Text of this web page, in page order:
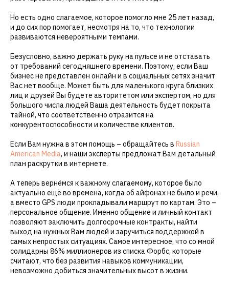
Но есть одно слагаемое, которое помогло мне 25 лет назад,
и до сих пор помогает, несмотря на то, что технологии
развиваются невероятными темпами.
Безусловно, важно держать руку на пульсе и не отставать
от требований сегодняшнего времени. Поэтому, если Ваш
бизнес не представлен онлайн и в социальных сетях значит
Вас нет вообще. Может быть для маленького круга близких
лиц и друзей Вы будете авторитетом или экспертом, но для
большого числа людей Ваша деятельность будет покрыта
тайной, что соответственно отразится на
конкурентоспособности и количестве клиентов.
Если Вам нужна в этом помощь – обращайтесь в Russian
American Media, и наши эксперты предложат Вам детальный
план раскрутки в интернете.
А теперь вернёмся к важному слагаемому, которое было
актуально ещё во времена, когда об айфонах не было и речи,
а вместо GPS люди прокладывали маршрут по картам. Это –
персональное общение. Именно общение и личный контакт
позволяют заключить долгосрочные контракты, найти
выход на нужных Вам людей и заручиться поддержкой в
самых непростых ситуациях. Самое интересное, что со мной
солидарны 86% миллионеров из списка Форбс, которые
считают, что без развития навыков коммуникации,
невозможно добиться значительных высот в жизни.